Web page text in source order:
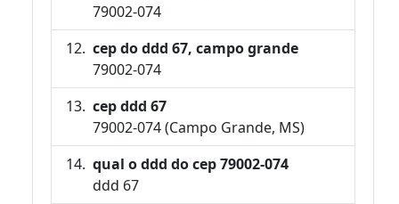
79002-074
cep do ddd 67, campo grande
79002-074
cep ddd 67
79002-074 (Campo Grande, MS)
qual o ddd do cep 79002-074
ddd 67